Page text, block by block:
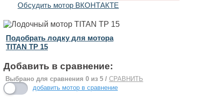
Обсудить мотор ВКОНТАКТЕ
Подобрать лодку для мотора
TITAN TP 15
Добавить в сравнение:
Выбрано для сравнения 0 из 5 / СРАВНИТЬ
добавить мотор в сравнение